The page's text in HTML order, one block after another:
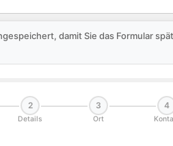
damit Sie das Formular
2
Details
3
Ort
4